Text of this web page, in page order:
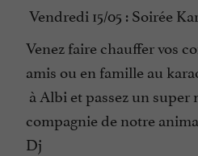
Vendredi 15/05 : Soirée
Venez faire chauffer vos
amis ou en famille au
à Albi et passez un super
compagnie de notre
Dj